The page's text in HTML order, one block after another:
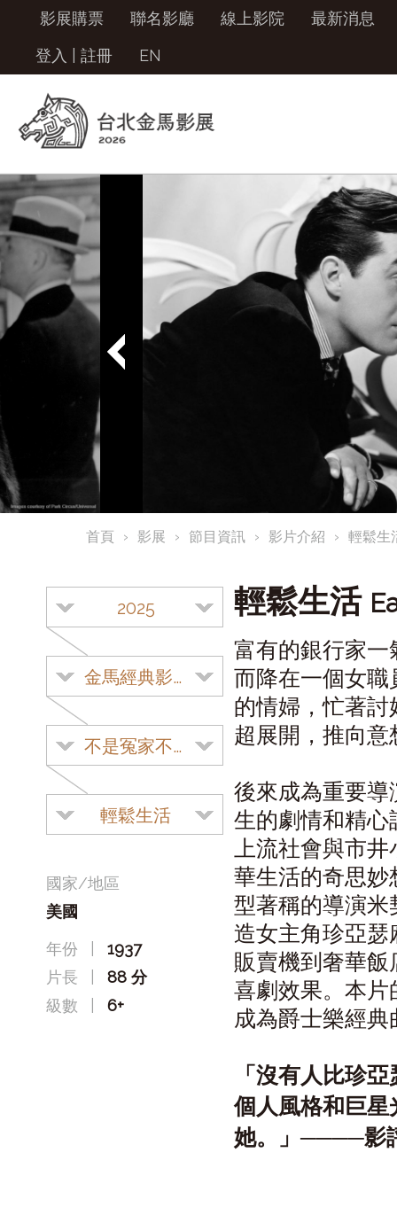
影展購票 聯名影廳 線上影院
最新消息
登入
註冊 EN
首頁 影展 節目資訊 影片介紹 輕鬆生
2025
金馬經典影展
不是冤家不聚頭
輕鬆生活
國家/地區
美國
年份
1937
片長
88 分
級數
6+
輕鬆生活
富有的銀行家
而降在一個女
的情婦，忙著
超展開，推向
後來成為重要
生的劇情和精
上流社會與市
華生活的奇思
型著稱的導演
造女主角珍亞
販賣機到奢華
喜劇效果。本
成為爵士樂經
「沒有人比珍
個人風格和巨
她。」────影